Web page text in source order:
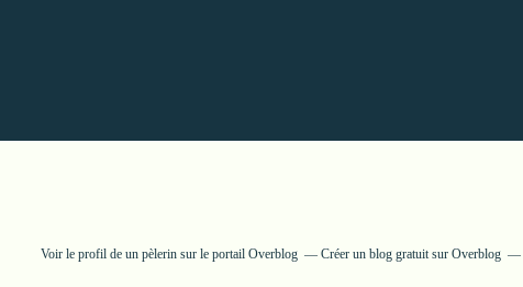
Voir le profil de un pèlerin sur le portail Overblog Créer un blog gratuit sur Overblog